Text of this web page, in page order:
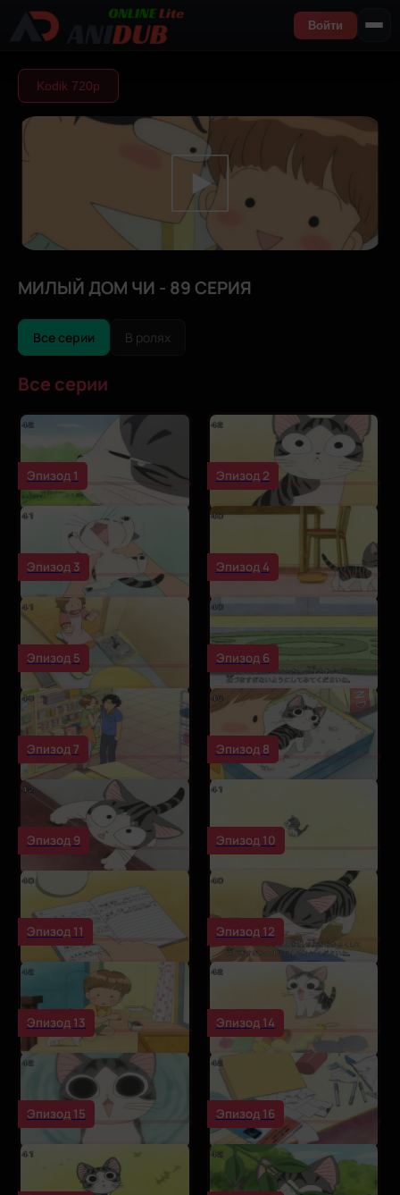
Войти
Kodik 720р
МИЛЫЙ ДОМ ЧИ - 89 СЕРИЯ
Все серии В ролях
Все серии
Эпизод 1 Эпизод 2
Эпизод 3 Эпизод 4
Эпизод 5 Эпизод 6
Эпизод 7 Эпизод 8
Эпизод 9 Эпизод 10
Эпизод 11 Эпизод 12
Эпизод 13 Эпизод 14
Эпизод 15 Эпизод 16